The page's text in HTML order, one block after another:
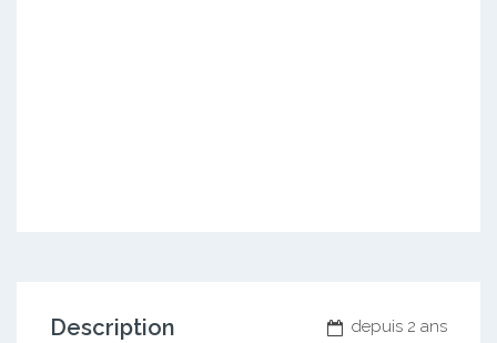
depuis 2 ans
Description